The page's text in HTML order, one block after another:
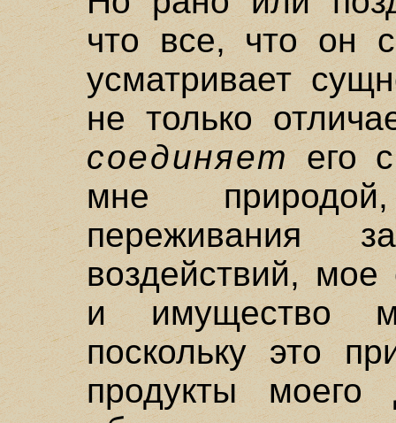
что все, что он
усматривает
не только
соединяетего
мне
переживания
воздействий,
и имущество
поскольку это
продукты моего